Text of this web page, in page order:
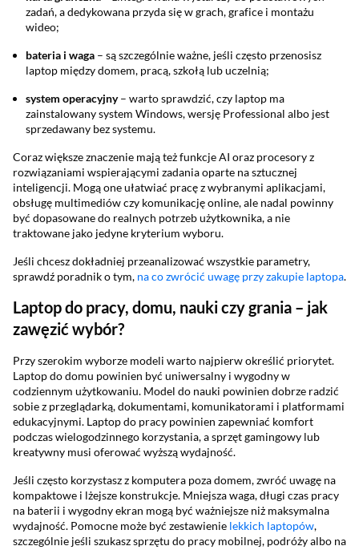
zadań, a dedykowana przyda się w grach, grafice i montażu
wideo;
bateria i waga – są szczególnie ważne, jeśli często przenosisz
laptop między domem, pracą, szkołą lub uczelnią;
system operacyjny– warto sprawdzić, czy laptop ma
zainstalowany system Windows, wersję Professional albo jest
sprzedawany bez systemu.
Coraz większe znaczenie mają też funkcje AI oraz procesory z
rozwiązaniami wspierającymi zadania oparte na sztucznej
inteligencji. Mogą one ułatwiać pracę z wybranymi aplikacjami,
obsługę multimediów czy komunikację online, ale nadal powinny
być dopasowane do realnych potrzeb użytkownika, a nie
traktowane jako jedyne kryterium wyboru.
Jeśli chcesz dokładniej przeanalizować wszystkie parametry,
sprawdź poradnik o tym, na co zwrócić uwagę przy zakupie laptopa.
Laptop do pracy, domu, nauki czy grania – jak
zawęzić wybór?
Przy szerokim wyborze modeli warto najpierw określić priorytet.
Laptop do domu powinien być uniwersalny i wygodny w
codziennym użytkowaniu. Model do nauki powinien dobrze radzić
sobie z przeglądarką, dokumentami, komunikatorami i platformami
edukacyjnymi. Laptop do pracy powinien zapewniać komfort
podczas wielogodzinnego korzystania, a sprzęt gamingowy lub
kreatywny musi oferować wyższą wydajność.
Jeśli często korzystasz z komputera poza domem, zwróć uwagę na
kompaktowe i lżejsze konstrukcje. Mniejsza waga, długi czas pracy
na baterii i wygodny ekran mogą być ważniejsze niż maksymalna
wydajność. Pomocne może być zestawienie lekkich laptopów,
szczególnie jeśli szukasz sprzętu do pracy mobilnej, podróży albo na